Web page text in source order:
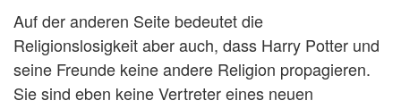
Auf der anderen Seite bedeutet die
Religionslosigkeit aber auch, dass Harry Potter und
seine Freunde keine andere Religion propagieren.
Sie sind eben keine Vertreter eines neuen